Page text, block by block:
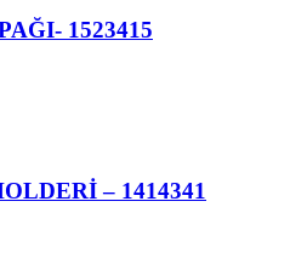
1523415
– 1414341